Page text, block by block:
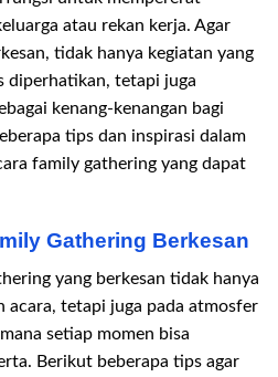
atau rekan kerja. Agar
tidak hanya kegiatan yang
diperhatikan, tetapi juga
kenang-kenangan bagi
tips dan inspirasi dalam
family gathering yang dapat
Gathering Berkesan
yang berkesan tidak hanya
acara, tetapi juga pada atmosfer
setiap momen bisa
Berikut beberapa tips agar